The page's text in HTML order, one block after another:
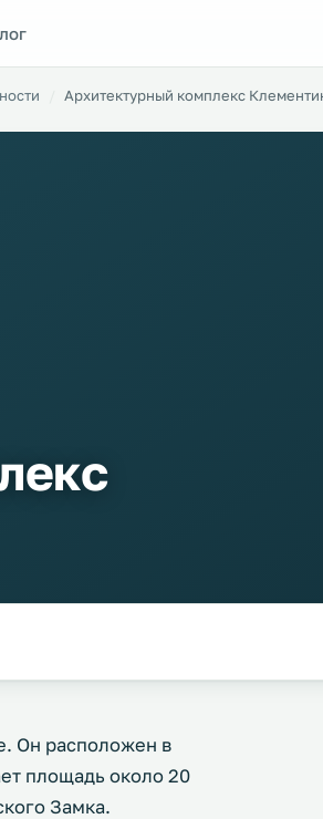
Архитектурный комплекс
Он расположен в
площадь около 20
Замка.